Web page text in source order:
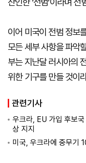
이어 미국이 전범 정보
모든 세부 사항을 파악
부는 지난달 러시아의
위한 기구를 만들 것이
관련기사
우크라, EU 가입 후보국
상 지지
미국, 우크라에 중무기